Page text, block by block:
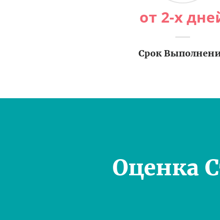
от 2-х
Срок
Оценка